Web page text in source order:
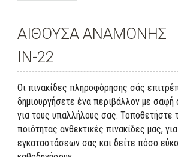
ΑΙΘΟΥΣΑ ΑΝΑΜΟΝΗΣ
ΙΝ-22
Οι πινακίδες πληροφόρησης σάς
δημιουργήσετε ένα περιβάλλον με σαφή
για τους υπαλλήλους σας. Τοποθετήστε
ποιότητας ανθεκτικές πινακίδες μας,
εγκαταστάσεων σας και δείτε πόσο